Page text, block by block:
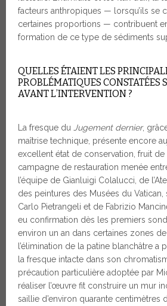
facteurs anthropiques — lorsqu’ils se
certaines proportions — contribuent
formation de ce type de sédiments
QUELLES ÉTAIENT LES
PROBLÉMATIQUES CONSTATÉES
AVANT L’INTERVENTION ?
La fresque du Jugement dernier,
maîtrise technique, présente encore
excellent état de conservation, fruit de
campagne de restauration menée
l’équipe de Gianluigi Colalucci, de
des peintures des Musées du
Carlo Pietrangeli et de Fabrizio
eu confirmation dès les premiers
environ un an dans certaines zones
l’élimination de la patine blanchâtre a
la fresque intacte dans son
précaution particulière adoptée par
réaliser l’œuvre fit construire un mur
saillie d’environ quarante centimètres